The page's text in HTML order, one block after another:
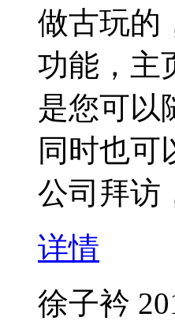
做古玩的
功能，主
是您可以
同时也可
公司拜访
详情
徐子衿